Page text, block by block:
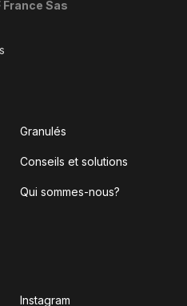
Sas
Granulés
Conseils et solutions
Qui sommes-nous?
Instagram